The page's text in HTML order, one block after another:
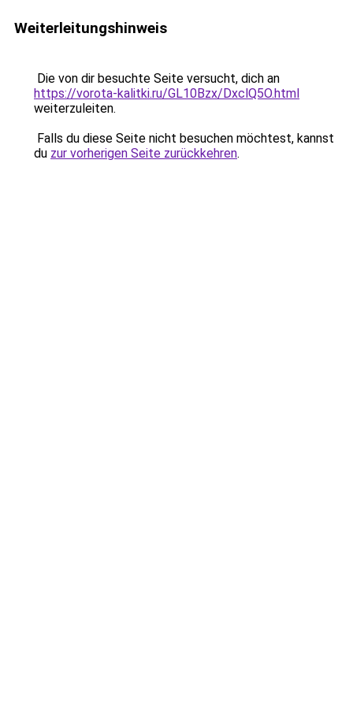
Weiterleitungshinweis
Die von dir besuchte Seite versucht, dich an
https://vorota-kalitki.ru/GL10Bzx/DxclQ5O.html
weiterzuleiten.
Falls du diese Seite nicht besuchen möchtest, kannst
du zur vorherigen Seite zurückkehren.